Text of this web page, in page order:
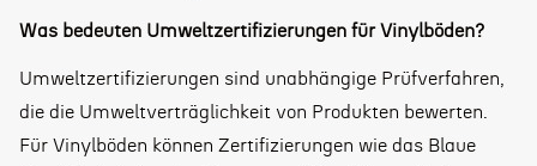
Was bedeuten Umweltzertifizierungen für Vinylböden?
Umweltzertifizierungen sind unabhängige Prüfverfahren,
die die Umweltverträglichkeit von Produkten bewerten.
Für Vinylböden können Zertifizierungen wie das Blaue